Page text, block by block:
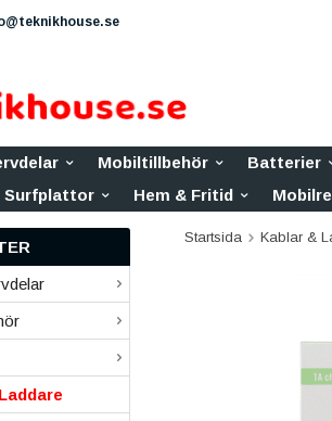
Mobiltillbehör Batterier
Surfplattor
Hem & Fritid
Startsida Kablar &